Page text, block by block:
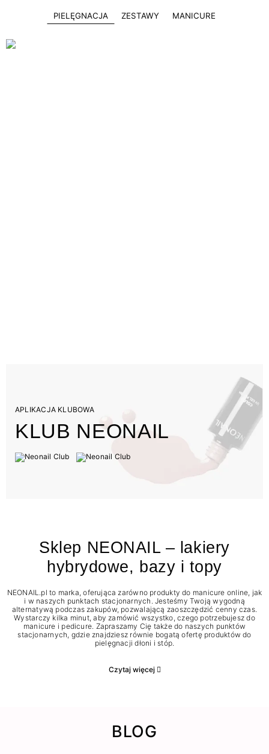
PIELĘGNACJA ZESTAWY MANICURE
APLIKACJA KLUBOWA
KLUB NEONAIL
Sklep NEONAIL – lakiery
hybrydowe, bazy i topy
NEONAIL.pl to marka, oferująca zarówno produkty do manicure online, jak
i w naszych punktach stacjonarnych. Jesteśmy Twoją wygodną
alternatywą podczas zakupów, pozwalającą zaoszczędzić cenny czas.
Wystarczy kilka minut, aby zamówić wszystko, czego potrzebujesz do
manicure i pedicure. Zapraszamy Cię także do naszych punktów
stacjonarnych, gdzie znajdziesz równie bogatą ofertę produktów do
pielęgnacji dłoni i stóp.
Czytaj więcej
BLOG